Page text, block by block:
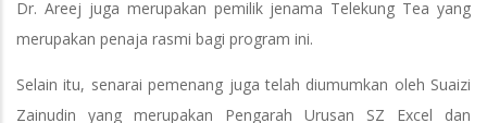
Dr. Areej juga merupakan pemilik jenama Telekung Tea yang
merupakan penaja rasmi bagi program ini.
Selain itu, senarai pemenang juga telah diumumkan oleh Suaizi
Zainudin yang merupakan Pengarah Urusan SZ Excel dan